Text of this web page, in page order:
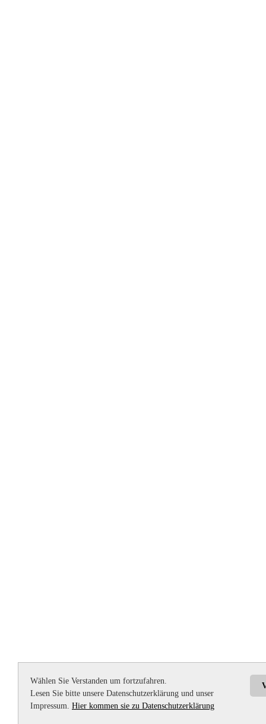
Wählen Sie Verstanden um fortzufahren.
Lesen Sie bitte unsere Datenschutzerklärung und unser
Impressum. Hier kommen sie zu Datenschutzerklärung